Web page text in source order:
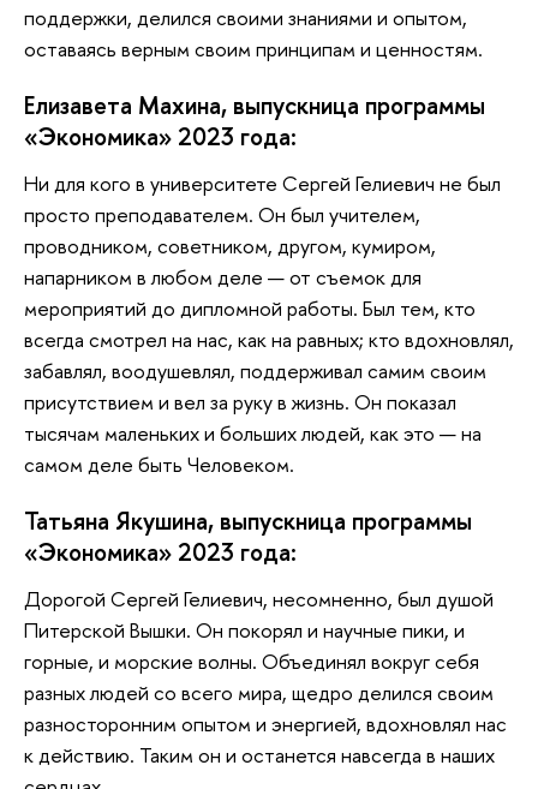
поддержки, делился своими знаниями и опытом,
оставаясь верным своим принципам и ценностям.
Елизавета Махина, выпускница программы
«Экономика» 2023 года:
Ни для кого в университете Сергей Гелиевич не был
просто преподавателем. Он был учителем,
проводником, советником, другом, кумиром,
напарником в любом деле — от съемок для
мероприятий до дипломной работы. Был тем, кто
всегда смотрел на нас, как на равных; кто вдохновлял,
забавлял, воодушевлял, поддерживал самим своим
присутствием и вел за руку в жизнь. Он показал
тысячам маленьких и больших людей, как это — на
самом деле быть Человеком.
Татьяна Якушина, выпускница программы
«Экономика» 2023 года:
Дорогой Сергей Гелиевич, несомненно, был душой
Питерской Вышки. Он покорял и научные пики, и
горные, и морские волны. Объединял вокруг себя
разных людей со всего мира, щедро делился своим
разносторонним опытом и энергией, вдохновлял нас
к действию. Таким он и останется навсегда в наших